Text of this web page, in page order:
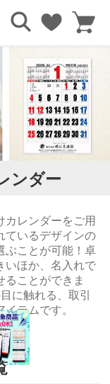
ンダー
カレンダーをご用
ているデザインの
ぶことが可能！卓
いほか、名入れで
ことができま
に触れる、取引
テムです。